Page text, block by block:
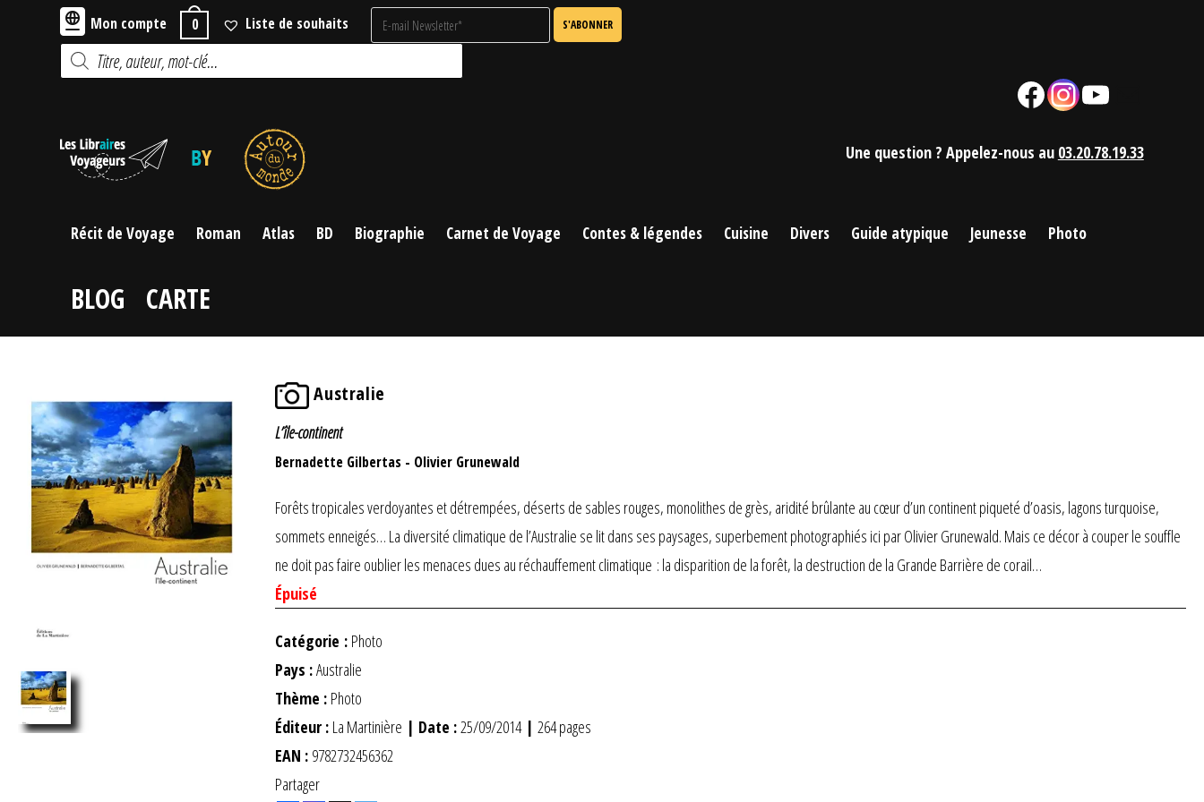
Mon compte 0 Liste de souhaits
Recherche
de
produits
FacebookInstagramYouTube
Une question ? Appelez-nous au 03.20.78.19.33
Récit de Voyage Roman Atlas BD Biographie Carnet de Voyage Contes & légendes Cuisine Divers Guide atypique Jeunesse Photo
BLOG CARTE
Australie
L’île-continent
Bernadette Gilbertas - Olivier Grunewald
Forêts tropicales verdoyantes et détrempées, déserts de sables rouges, monolithes de grès, aridité brûlante au cœur d’un continent piqueté d’oasis, lagons turquoise,
sommets enneigés… La diversité climatique de l’Australie se lit dans ses paysages, superbement photographiés ici par Olivier Grunewald. Mais ce décor à couper le souffle
ne doit pas faire oublier les menaces dues au réchauffement climatique : la disparition de la forêt, la destruction de la Grande Barrière de corail…
Épuisé
Catégorie : Photo
Pays :Australie
Thème : Photo
Éditeur : La Martinière | Date : 25/09/2014| 264 pages
EAN : 9782732456362
Partager